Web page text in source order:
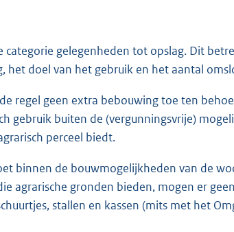
categorie gelegenheden tot opslag. Dit
het doel van het gebruik en het aantal
regel geen extra bebouwing toe ten
gebruik buiten de (vergunningsvrije)
perceel biedt.
binnen de bouwmogelijkheden van de
agrarische gronden bieden, mogen er
stallen en kassen (mits met het